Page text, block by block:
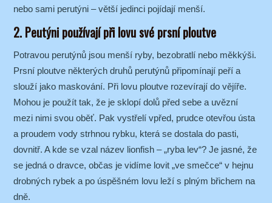
nebo sami perutýni – větší jedinci pojídají menší.
2. Peutýni používají při lovu své prsní ploutve
Potravou perutýnů jsou menší ryby, bezobratlí nebo měkkýši.
Prsní ploutve některých druhů perutýnů připomínají peří a
slouží jako maskování. Při lovu ploutve rozevírají do vějíře.
Mohou je použít tak, že je sklopí dolů před sebe a uvězní
mezi nimi svou oběť. Pak vystřelí vpřed, prudce otevřou ústa
a proudem vody strhnou rybku, která se dostala do pasti,
dovnitř. A kde se vzal název lionfish – „ryba lev“? Je jasné, že
se jedná o dravce, občas je vidíme lovit „ve smečce“ v hejnu
drobných rybek a po úspěšném lovu leží s plným břichem na
dně.